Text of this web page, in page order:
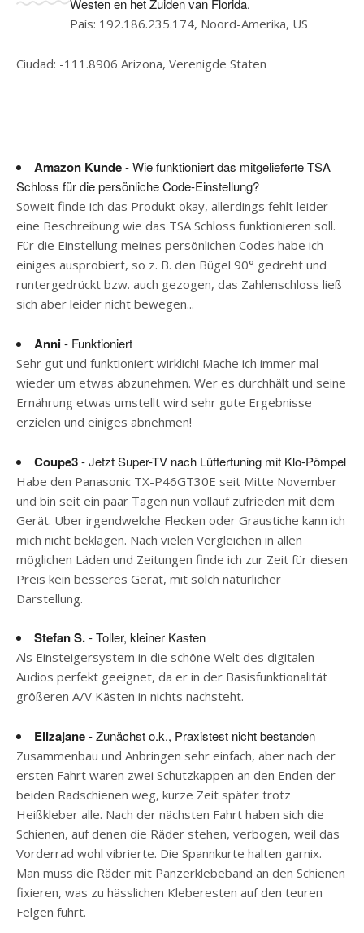
Westen en het Zuiden van Florida.
País: 192.186.235.174, Noord-Amerika, US
Ciudad: -111.8906 Arizona, Verenigde Staten
Amazon Kunde- Wie funktioniert das mitgelieferte TSA
Schloss für die persönliche Code-Einstellung?
Soweit finde ich das Produkt okay, allerdings fehlt leider
eine Beschreibung wie das TSA Schloss funktionieren soll.
Für die Einstellung meines persönlichen Codes habe ich
einiges ausprobiert, so z. B. den Bügel 90° gedreht und
runtergedrückt bzw. auch gezogen, das Zahlenschloss ließ
sich aber leider nicht bewegen...
Anni- Funktioniert
Sehr gut und funktioniert wirklich! Mache ich immer mal
wieder um etwas abzunehmen. Wer es durchhält und seine
Ernährung etwas umstellt wird sehr gute Ergebnisse
erzielen und einiges abnehmen!
Coupe3- Jetzt Super-TV nach Lüftertuning mit Klo-Pömpel
Habe den Panasonic TX-P46GT30E seit Mitte November
und bin seit ein paar Tagen nun vollauf zufrieden mit dem
Gerät. Über irgendwelche Flecken oder Graustiche kann ich
mich nicht beklagen. Nach vielen Vergleichen in allen
möglichen Läden und Zeitungen finde ich zur Zeit für diesen
Preis kein besseres Gerät, mit solch natürlicher
Darstellung.
Stefan S.- Toller, kleiner Kasten
Als Einsteigersystem in die schöne Welt des digitalen
Audios perfekt geeignet, da er in der Basisfunktionalität
größeren A/V Kästen in nichts nachsteht.
Elizajane- Zunächst o.k., Praxistest nicht bestanden
Zusammenbau und Anbringen sehr einfach, aber nach der
ersten Fahrt waren zwei Schutzkappen an den Enden der
beiden Radschienen weg, kurze Zeit später trotz
Heißkleber alle. Nach der nächsten Fahrt haben sich die
Schienen, auf denen die Räder stehen, verbogen, weil das
Vorderrad wohl vibrierte. Die Spannkurte halten garnix.
Man muss die Räder mit Panzerklebeband an den Schienen
fixieren, was zu hässlichen Kleberesten auf den teuren
Felgen führt.